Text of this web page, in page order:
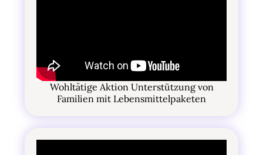
Wohltätige Aktion Unterstützung von
Familien mit Lebensmittelpaketen